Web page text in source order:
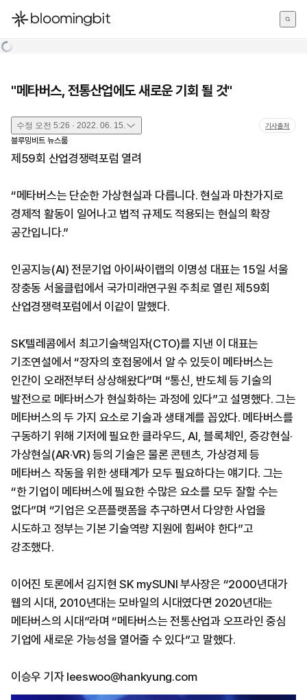
한국어
"메타버스, 전통산업에도 새로운 기회 될 것"
수정 오전 5:26 · 2022. 06. 15. 기사출처
블루밍비트 뉴스룸
제59회 산업경쟁력포럼 열려
“메타버스는 단순한 가상현실과 다릅니다. 현실과 마찬가지로
경제적 활동이 일어나고 법적 규제도 적용되는 현실의 확장
공간입니다.”
인공지능(AI) 전문기업 아이싸이랩의 이명성 대표는 15일 서울
장충동 서울클럽에서 국가미래연구원 주최로 열린 제59회
산업경쟁력포럼에서 이같이 말했다.
SK텔레콤에서 최고기술책임자(CTO)를 지낸 이 대표는
기조연설에서 “장자의 호접몽에서 알 수 있듯이 메타버스는
인간이 오래전부터 상상해왔다”며 “통신, 반도체 등 기술의
발전으로 메타버스가 현실화하는 과정에 있다”고 설명했다. 그는
메타버스의 두 가지 요소로 기술과 생태계를 꼽았다. 메타버스를
구동하기 위해 기저에 필요한 클라우드, AI, 블록체인, 증강현실·
가상현실(AR·VR) 등의 기술은 물론 콘텐츠, 가상경제 등
메타버스 작동을 위한 생태계가 모두 필요하다는 얘기다. 그는
“한 기업이 메타버스에 필요한 수많은 요소를 모두 잘할 수는
없다”며 “기업은 오픈플랫폼을 추구하면서 다양한 사업을
시도하고 정부는 기본 기술역량 지원에 힘써야 한다”고
강조했다.
이어진 토론에서 김지현 SK mySUNI 부사장은 “2000년대가
웹의 시대, 2010년대는 모바일의 시대였다면 2020년대는
메타버스의 시대”라며 “메타버스는 전통산업과 오프라인 중심
기업에 새로운 가능성을 열어줄 수 있다”고 말했다.
이승우 기자 leeswoo@hankyung.com